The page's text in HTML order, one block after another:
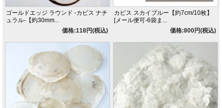
ゴールドエッジ ラウンド -カピス ナチ
ュラル-【約30mm...
価格:118円(税込)
カピス スカイブルー【約7cm/10枚】
[メール便可-6袋ま...
価格:800円(税込)